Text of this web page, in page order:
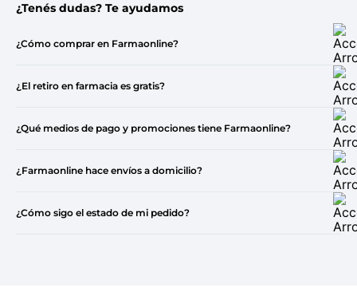
¿Tenés dudas? Te ayudamos
¿Cómo comprar en Farmaonline?
¿El retiro en farmacia es gratis?
¿Qué medios de pago y promociones tiene Farmaonline?
¿Farmaonline hace envíos a domicilio?
¿Cómo sigo el estado de mi pedido?